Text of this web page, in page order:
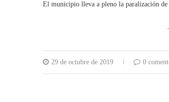
El municipio lleva a pleno la paralización
29 de octubre de 2019 0